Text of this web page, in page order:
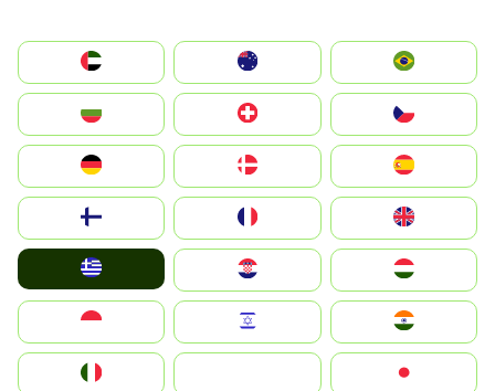
الإمارات العربية المتحدة
Switzerland
Deutschland
United Kingdom
Magyarország